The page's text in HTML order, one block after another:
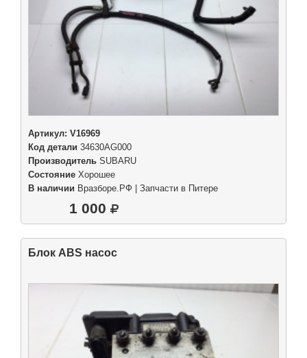
Артикул: V16969
Код детали 34630AG000
Производитель SUBARU
Состояние Хорошее
В наличии Вразборе.РФ | Запчасти в Питере
1 000
Блок ABS насос